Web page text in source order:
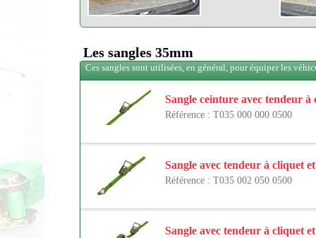
Les sangles 35mm
Ces sangles sont utilisées, en général, pour équiper les
Sangle ceinture avec tendeur à
Référence : T035 000 000 0500
Sangle avec tendeur à cliquet
Référence : T035 002 050 0500
Sangle avec tendeur à cliquet